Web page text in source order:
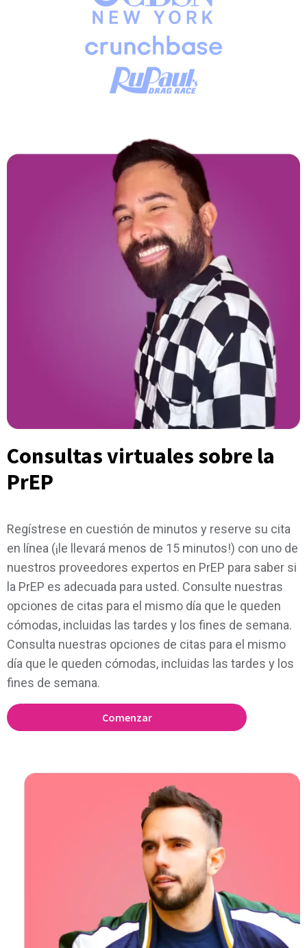
Consultas virtuales sobre la
PrEP
Regístrese en cuestión de minutos y reserve su cita
en línea (¡le llevará menos de 15 minutos!) con uno de
nuestros proveedores expertos en PrEP para saber si
la PrEP es adecuada para usted. Consulte nuestras
opciones de citas para el mismo día que le queden
cómodas, incluidas las tardes y los fines de semana.
Consulta nuestras opciones de citas para el mismo
día que le queden cómodas, incluidas las tardes y los
fines de semana.
Comenzar